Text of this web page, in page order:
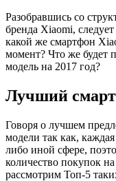
Разобравшись со
бренда Xiaomi,
какой же смартфон
момент? Что же будет
модель на 2017 год?
Лучший
Говоря о лучшем
модели так как,
либо иной сфере,
количество покупок
рассмотрим Топ-5